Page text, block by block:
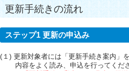
更新手続きの流れ
ステップ1 更新の申込み
(１) 更新対象者には「更新手続き案内」
内容をよく読み、申込を行ってくだ